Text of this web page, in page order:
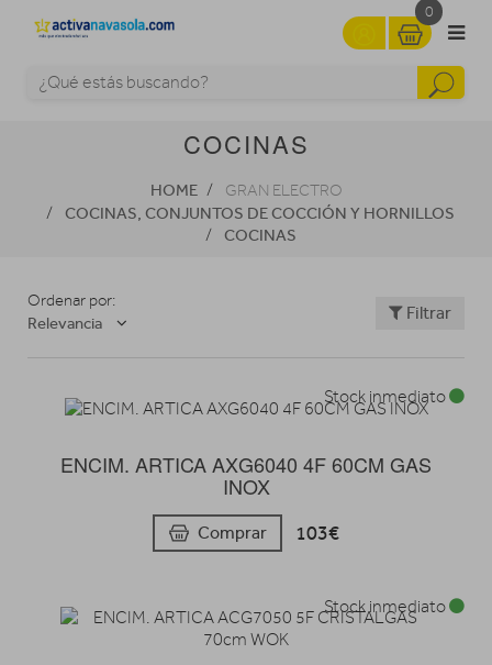
0
COCINAS
HOME GRAN ELECTRO
COCINAS, CONJUNTOS DE COCCIÓN Y HORNILLOS
COCINAS
Ordenar por:
Relevancia
Filtrar
ENCIM. ARTICA AXG6040 4F 60CM GAS
INOX
Comprar 103€
Stock inmediato
Stock inmediato